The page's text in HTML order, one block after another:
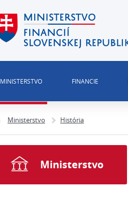
MINISTERSTVO FINANCIE
Ministerstvo História
Ministerstvo